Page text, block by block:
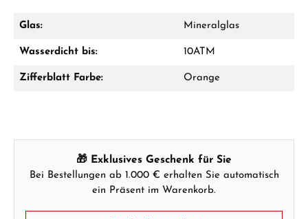
Glas: Mineralglas
Wasserdicht bis: 10ATM
Zifferblatt Farbe: Orange
🎁 Exklusives Geschenk für Sie
Bei Bestellungen ab 1.000 € erhalten Sie automatisch
ein Präsent im Warenkorb.